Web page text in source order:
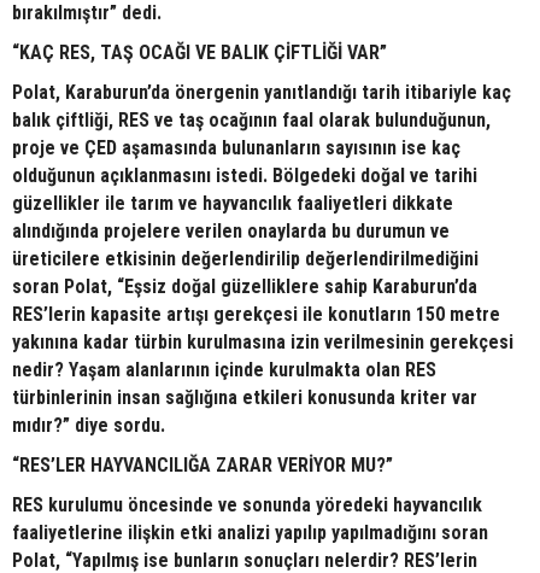
bırakılmıştır” dedi.
“KAÇ RES, TAŞ OCAĞI VE BALIK ÇİFTLİĞİ VAR”
Polat, Karaburun’da önergenin yanıtlandığı tarih itibariyle kaç
balık çiftliği, RES ve taş ocağının faal olarak bulunduğunun,
proje ve ÇED aşamasında bulunanların sayısının ise kaç
olduğunun açıklanmasını istedi. Bölgedeki doğal ve tarihi
güzellikler ile tarım ve hayvancılık faaliyetleri dikkate
alındığında projelere verilen onaylarda bu durumun ve
üreticilere etkisinin değerlendirilip değerlendirilmediğini
soran Polat, “Eşsiz doğal güzelliklere sahip Karaburun’da
RES’lerin kapasite artışı gerekçesi ile konutların 150 metre
yakınına kadar türbin kurulmasına izin verilmesinin gerekçesi
nedir? Yaşam alanlarının içinde kurulmakta olan RES
türbinlerinin insan sağlığına etkileri konusunda kriter var
mıdır?” diye sordu.
“RES’LER HAYVANCILIĞA ZARAR VERİYOR MU?”
RES kurulumu öncesinde ve sonunda yöredeki hayvancılık
faaliyetlerine ilişkin etki analizi yapılıp yapılmadığını soran
Polat, “Yapılmış ise bunların sonuçları nelerdir? RES’lerin